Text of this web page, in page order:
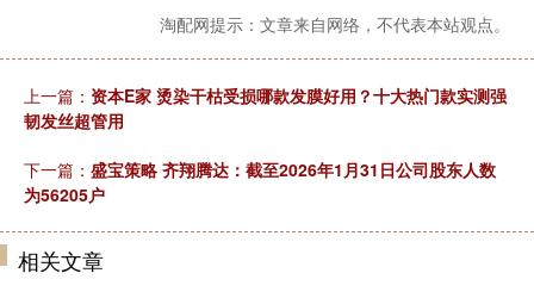
淘配网提示：文章来自网络，不代表本站观点。
上一篇： 资本E家 烫染干枯受损哪款发膜好用？十大热门款实测强
韧发丝超管用
下一篇： 盛宝策略 齐翔腾达：截至2026年1月31日公司股东人数
为56205户
相关文章